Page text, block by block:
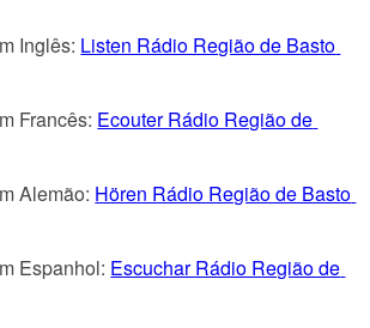
Inglês: Listen Rádio Região de Basto
Francês: Ecouter Rádio Região de
Alemão: Hören Rádio Região de Basto
Espanhol: Escuchar Rádio Região de